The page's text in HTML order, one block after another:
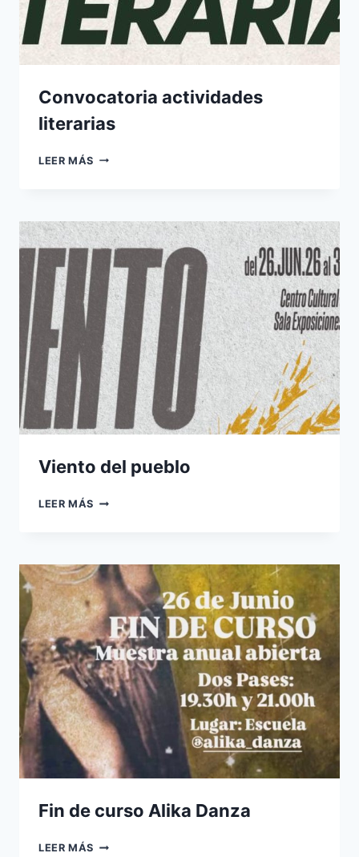
Convocatoria actividades
literarias
LEER MÁS CONVOCATORIA
Viento del pueblo
LEER MÁS VIENTO
Fin de curso Alika Danza
LEER MÁS FIN